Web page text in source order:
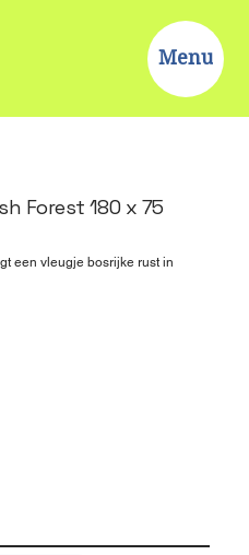
Menu
Forest 180 x 75
een vleugje bosrijke rust in